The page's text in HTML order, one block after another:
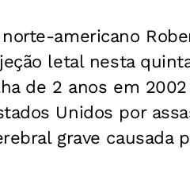
norte-americano
letal nesta
de 2 anos em
Unidos por
grave causada